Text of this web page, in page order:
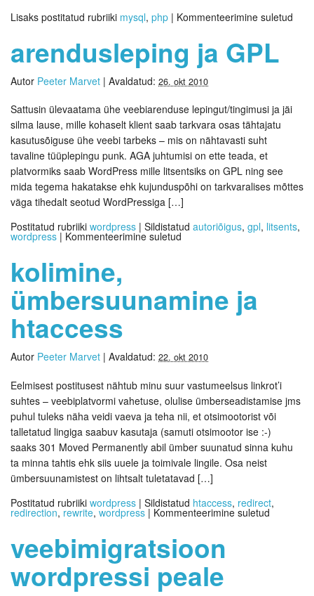
Lisaks postitatud rubriiki mysql, php | Kommenteerimine suletud
arendusleping ja GPL
Autor Peeter Marvet | Avaldatud: 26. okt 2010
Sattusin ülevaatama ühe veebiarenduse lepingut/tingimusi ja jäi
silma lause, mille kohaselt klient saab tarkvara osas tähtajatu
kasutusõiguse ühe veebi tarbeks – mis on nähtavasti suht
tavaline tüüplepingu punk. AGA juhtumisi on ette teada, et
platvormiks saab WordPress mille litsentsiks on GPL ning see
mida tegema hakatakse ehk kujunduspõhi on tarkvaralises mõttes
väga tihedalt seotud WordPressiga […]
Postitatud rubriiki wordpress | Sildistatud autoriõigus, gpl, litsents,
wordpress | Kommenteerimine suletud
kolimine,
ümbersuunamine ja
htaccess
Autor Peeter Marvet | Avaldatud: 22. okt 2010
Eelmisest postitusest nähtub minu suur vastumeelsus linkrot’i
suhtes – veebiplatvormi vahetuse, olulise ümberseadistamise jms
puhul tuleks näha veidi vaeva ja teha nii, et otsimootorist või
talletatud lingiga saabuv kasutaja (samuti otsimootor ise :-)
saaks 301 Moved Permanently abil ümber suunatud sinna kuhu
ta minna tahtis ehk siis uuele ja toimivale lingile. Osa neist
ümbersuunamistest on lihtsalt tuletatavad […]
Postitatud rubriiki wordpress | Sildistatud htaccess, redirect,
redirection, rewrite, wordpress | Kommenteerimine suletud
veebimigratsioon
wordpressi peale